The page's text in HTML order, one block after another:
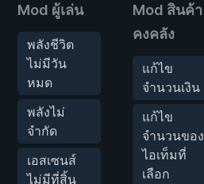
Mod ผู้เล่น
พลังชีวิต
ไม่มีวัน
หมด
พลังไม่
จำกัด
เอสเซนส์
ไม่มีที่สิ้น
Mod สินค้า
คงคลัง
แก้ไข
จำนวนเงิน
แก้ไข
จำนวนของ
ไอเท็มที่
เลือก